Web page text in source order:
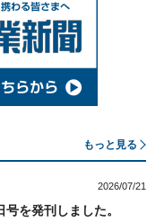
もっと見る
2026/07/21
を発刊しました。